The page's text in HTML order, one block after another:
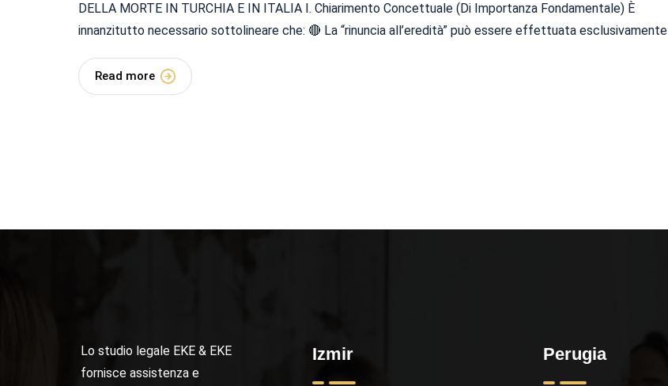
DELLA MORTE IN TURCHIA E IN ITALIA I. Chiarimento Concettuale (Di Importanza Fondamentale) È
innanzitutto necessario sottolineare che: 🔴 La “rinuncia all’eredità” può essere effettuata esclusivamente
Read more
Lo studio legale EKE & EKE
fornisce assistenza e
Izmir Perugia